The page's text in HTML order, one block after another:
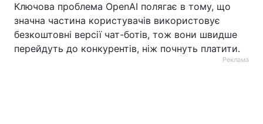
Ключова проблема OpenAI полягає в тому, що
значна частина користувачів використовує
безкоштовні версії чат-ботів, тож вони швидше
перейдуть до конкурентів, ніж почнуть платити.
Реклама